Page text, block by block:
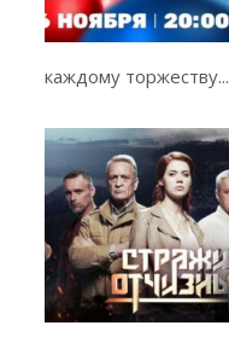
каждому торжеству...